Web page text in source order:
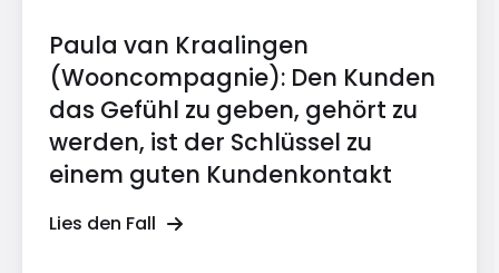
Paula van Kraalingen
(Wooncompagnie): Den Kunden
das Gefühl zu geben, gehört zu
werden, ist der Schlüssel zu
einem guten Kundenkontakt
Lies den Fall